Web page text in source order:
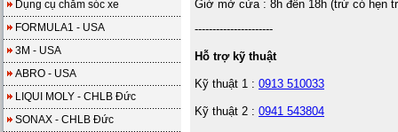
Dụng cụ chăm sóc xe
FORMULA1 - USA
3M - USA
ABRO - USA
LIQUI MOLY - CHLB Đức
SONAX - CHLB Đức
Giờ mở cửa : 8h đến 18h (trừ có hẹn
----------------------
Hỗ trợ kỹ thuật
Kỹ thuật 1 : 0913 510033
Kỹ thuật 2 : 0941 543804